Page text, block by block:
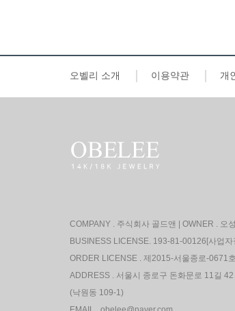
오벨리 소개 이용약관 개
COMPANY . 주식회사 골드앤 OWNER . 오
BUSINESS LICENSE. 193-81-00126 [사업
ORDER LICENSE . 제2015-서울종로-0671호
ADDRESS . 서울시 종로구 돈화문로 11길 42
(낙원동 109-1)